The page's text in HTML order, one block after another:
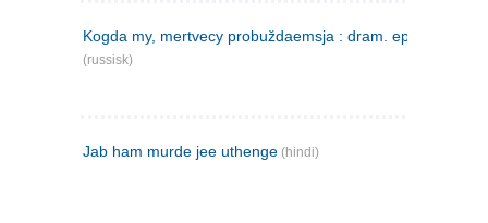
Kogda my, mertvecy probuždaemsja : dram. epilog v 3 d
(russisk)
Jab ham murde jee uthenge (hindi)